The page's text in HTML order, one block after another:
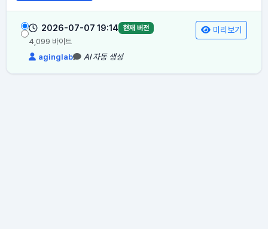
2026-07-07 19:14 현재 버전
4,099 바이트
aginglab AI 자동 생성
미리보기